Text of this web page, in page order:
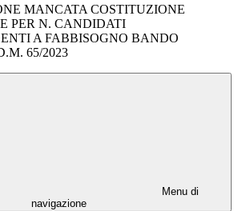
MANCATA COSTITUZIONE
PER N. CANDIDATI
A FABBISOGNO BANDO
65/2023
Menu di
navigazione